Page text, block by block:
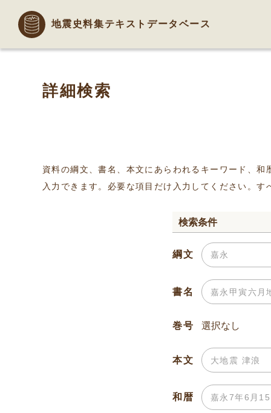
地震史料集テキストデータベース
詳細検索
資料の綱文、書名、本文にあらわれるキーワード、
入力できます。必要な項目だけ入力してください。
検索条件
綱文
書名
巻号
本文
和暦